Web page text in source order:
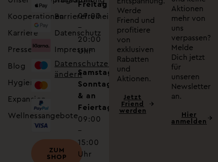
Kooperationen
Karriere
Presse
Blog
Hygiene
Expansion
Wellnessangebote
ZUM
SHOP
Barrierefreiheitserklärung
Datenschutz
Impressum
Datenschutzeinstellungen
ändern
Freitag
09:00
–
20:00
Uhr
Samstag,
Sonntag
& an
Feiertagen
09:00
–
15:00
Uhr
Werde
Friend und
profitiere
von
exklusiven
Rabatten
und
Aktionen.
Jetzt
Friend
werden
Aktionen
mehr von
uns
verpassen?
Melde
Dich jetzt
für
unseren
Newsletter
an.
Hier
anmelden